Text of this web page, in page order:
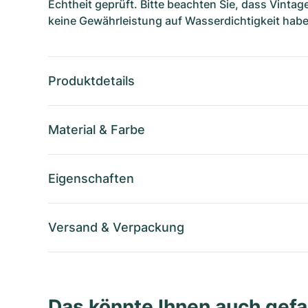
Echtheit geprüft. Bitte beachten Sie, dass
keine Gewährleistung auf Wasserdichtigkeit
Produktdetails
Material & Farbe
Eigenschaften
Versand & Verpackung